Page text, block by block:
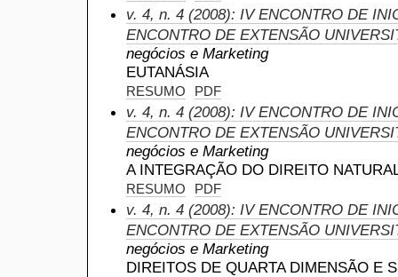
v. 4, n. 4 (2008): IV ENCONTRO DE
ENCONTRO DE EXTENSÃO
negócios e Marketing
EUTANÁSIA
RESUMO PDF
v. 4, n. 4 (2008): IV ENCONTRO DE
ENCONTRO DE EXTENSÃO
negócios e Marketing
A INTEGRAÇÃO DO DIREITO
RESUMO PDF
v. 4, n. 4 (2008): IV ENCONTRO DE
ENCONTRO DE EXTENSÃO
negócios e Marketing
DIREITOS DE QUARTA DIMENSÃO E